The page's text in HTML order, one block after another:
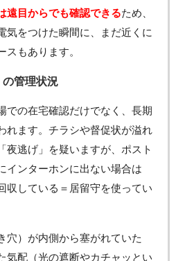
遠目からでも確認できるため、
気をつけた瞬間に、まだ近くに
スもあります。
管理状況
での在宅確認だけでなく、長期
れます。チラシや督促状が溢れ
夜逃げ」を疑いますが、ポスト
インターホンに出ない場合は
収している＝居留守を使ってい
穴）が内側から塞がれていた
気配（光の遮断やカチャッとい